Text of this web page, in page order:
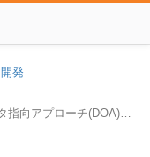
発
指向アプローチ(DOA)